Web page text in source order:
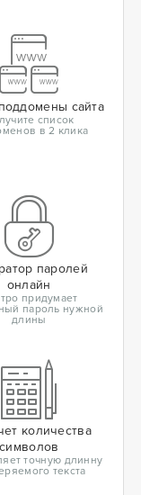
сайта
список
в 2 клика
паролей
онлайн
придумает
пароль нужной
длины
количества
символов
точную длинну
текста